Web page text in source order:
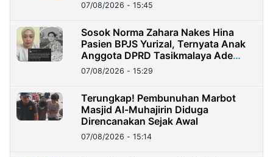
07/08/2026 - 15:45
Sosok Norma Zahara Nakes Hina
Pasien BPJS Yurizal, Ternyata Anak
Anggota DPRD Tasikmalaya Ade
Lukman
07/08/2026 - 15:29
Terungkap! Pembunuhan Marbot
Masjid Al-Muhajirin Diduga
Direncanakan Sejak Awal
07/08/2026 - 15:14